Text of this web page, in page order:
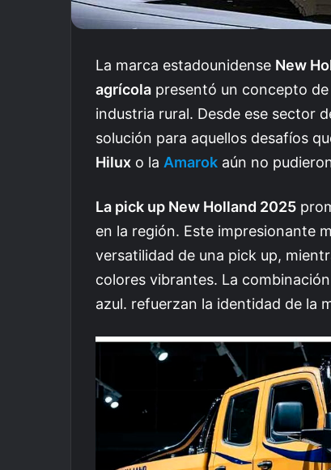
La marca estadounidense New
agrícola presentó un concepto de
industria rural. Desde ese sector
solución para aquellos desafíos
Hilux o la Amarok aún no
La pick up New Holland 2025
en la región. Este impresionante
versatilidad de una pick up,
colores vibrantes. La
azul. refuerzan la identidad de la